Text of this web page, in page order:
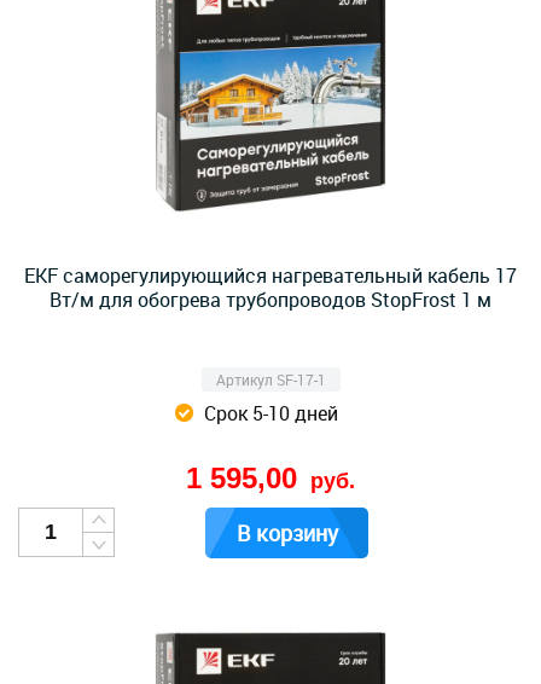
EKF саморегулирующийся нагревательный кабель 17
Вт/м для обогрева трубопроводов StopFrost 1 м
Артикул SF-17-1
Срок 5-10 дней
1 595,00 руб.
В корзину